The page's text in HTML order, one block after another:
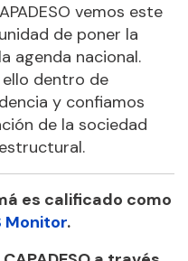
vemos este
de poner la
agenda nacional.
dentro de
y confiamos
de la sociedad
es calificado como
Monitor.